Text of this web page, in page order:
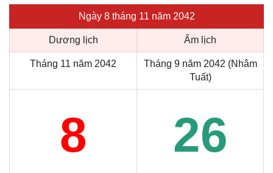
Ngày 8 tháng 11 năm 2042
Dương lịch Âm lịch
Tháng 11 năm 2042
Tháng 9 năm 2042 (Nhâm
Tuất)
8 26